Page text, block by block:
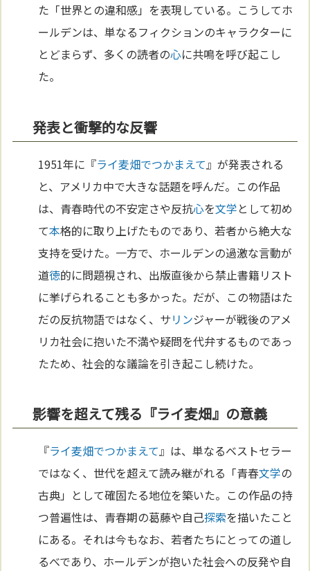
た「世界との違和感」を表現している。こうしてホ
ールデンは、単なるフィクションのキャラクターに
とどまらず、多くの読者の心に共鳴を呼び起こし
た。
発表と衝撃的な反響
1951年に『ライ麦畑でつかまえて 』が発表される
と、アメリカ中で大きな話題を呼んだ。この作品
は、青春時代の不安定さや反抗心を文学として初め
て本格的に取り上げたものであり、若者から絶大な
支持を受けた。一方で、ホールデンの過激な言動が
道徳的に問題視され、出版直後から禁止書籍リスト
に挙げられることも多かった。だが、この物語はた
だの反抗物語ではなく、サリンジャーが戦後のアメ
リカ社会に抱いた不満や疑問を代弁するものであっ
たため、社会的な議論を引き起こし続けた。
影響を超えて残る『ライ麦畑』の意義
『ライ麦畑でつかまえて』は、単なるベストセラー
ではなく、世代を超えて読み継がれる「青春文学の
古典」として確固たる地位を築いた。この作品の持
つ普遍性は、青春期の葛藤や自己探索を描いたこと
にある。それは今もなお、若者たちにとっての道し
るべであり、ホールデンが抱いた社会への反発や自